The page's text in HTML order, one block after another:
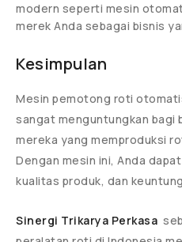
modern seperti mesin
merek Anda sebagai bisnis
Kesimpulan
Mesin pemotong roti
sangat menguntungkan bagi
mereka yang memproduksi
Dengan mesin ini, Anda
kualitas produk, dan
Sinergi Trikarya Perkasa